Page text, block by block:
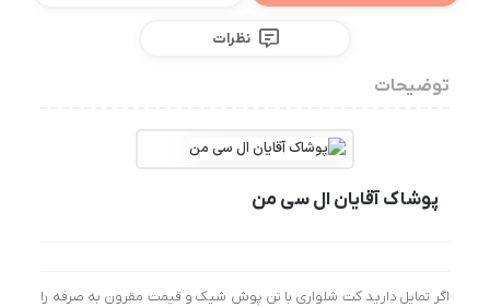
نظرات
توضیحات
پوشاک آقایان ال سی من
اگر تمایل دارید کت شلواری با تن پوش شیک و قیمت مقرون به صرفه را